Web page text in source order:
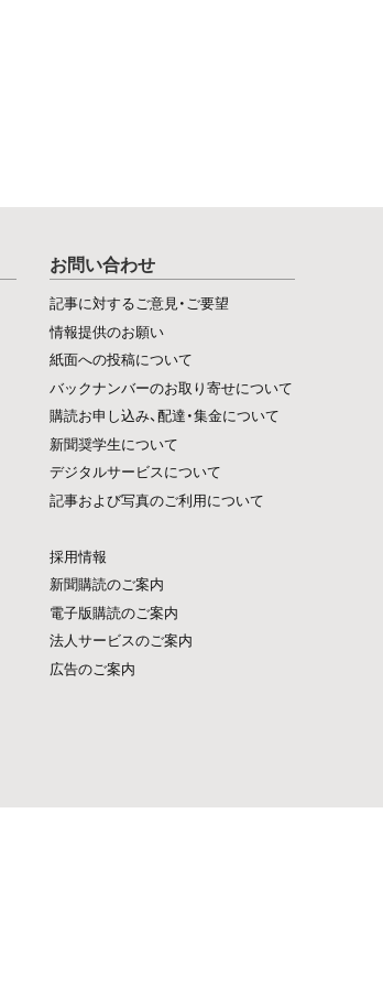
お問い合わせ
記事に対するご意見・ご要望
情報提供のお願い
紙面への投稿について
バックナンバーのお取り寄せについて
購読お申し込み、配達・集金について
新聞奨学生について
デジタルサービスについて
記事および写真のご利用について
採用情報
新聞購読のご案内
電子版購読のご案内
法人サービスのご案内
広告のご案内